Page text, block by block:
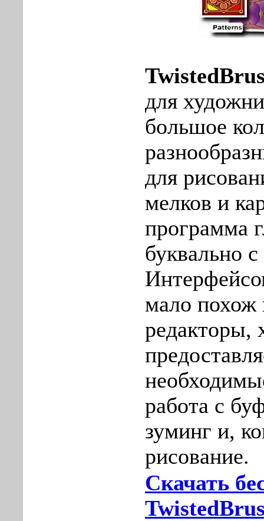
для
большое
для
мелков и
программа
буквально
мало похож
редакторы,
работа с
зуминг и,
рисование.
Скачать